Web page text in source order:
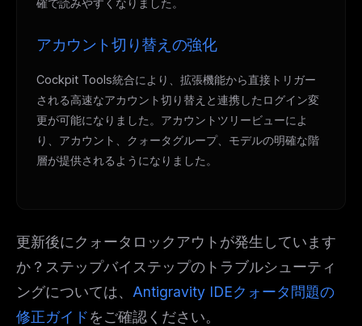
アカウント切り替えの強化
Cockpit Tools統合により、拡張機能から直接トリガー
される高速なアカウント切り替えと連携したログイン変
更が可能になりました。アカウントツリービューによ
り、アカウント、クォータグループ、モデルの明確な階
層が提供されるようになりました。
更新後にクォータロックアウトが発生しています
か？ステップバイステップのトラブルシューティ
ングについては、 Antigravity IDEクォータ問題の
修正ガイドをご確認ください。